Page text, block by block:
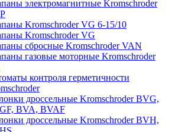
электромагнитные Kromschroder
Kromschroder VG 6-15/10
Kromschroder VG
сбросные Kromschroder VAN
газовые моторные Kromschroder
контроля герметичности
дроссельные Kromschroder BVG,
BVA, BVAF
дроссельные Kromschroder BVH,